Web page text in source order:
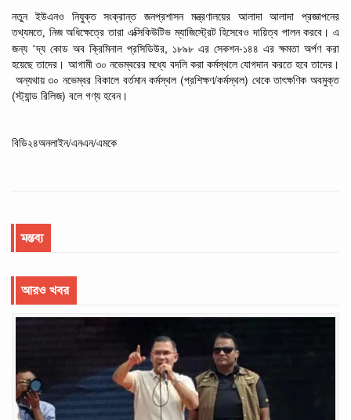
নতুন
ইউএনও নিযুক্ত সংক্রান্ত জনপ্রশাসন মন্ত্রণালয়ের আলাদা আলাদা
প্রজ্ঞাপনের
তথ্যমতে, নিজ অধিক্ষেত্রে তারা এক্সিকিউটিভ ম্যাজিস্ট্রেট হিসেবেও দায়িত্ব পালন করবে। এ
জন্য ‘দ্য কোড অব ক্রিমিনাল প্রসিডিউর, ১৮৯৮ এর সেকশন-১৪৪ এর ক্ষমতা অর্পণ করা
হয়েছে তাদের। আগামী ৩০ নভেম্বরের মধ্যে বদলি করা কর্মস্থলে যোগদান করতে হবে তাদের।
অন্যথায় ৩০ নভেম্বর বিকালে বর্তমান কর্মস্থল (প্রশিক্ষণ/কর্মস্থল) থেকে তাৎক্ষণিক অবমুক্ত
(স্ট্যান্ড রিলিজ) বলে গণ্য হবেন।
বিডি২৪অনলাইন/এনএন/এমকে
মন্তব্য
আরও খবর